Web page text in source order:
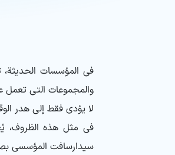
في المؤسسات الحديثة،
والمجموعات التي تعمل
لا يؤدي فقط إلى هدر
سيدارسافت المؤسسي